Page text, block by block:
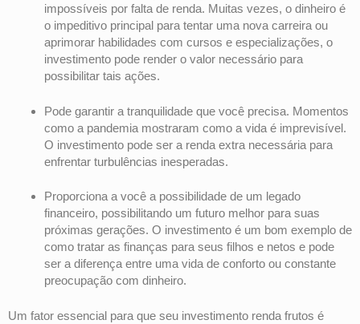
impossíveis por falta de renda. Muitas vezes, o dinheiro é
o impeditivo principal para tentar uma nova carreira ou
aprimorar habilidades com cursos e especializações, o
investimento pode render o valor necessário para
possibilitar tais ações.
Pode garantir a tranquilidade que você precisa. Momentos
como a pandemia mostraram como a vida é imprevisível.
O investimento pode ser a renda extra necessária para
enfrentar turbulências inesperadas.
Proporciona a você a possibilidade de um legado
financeiro, possibilitando um futuro melhor para suas
próximas gerações. O investimento é um bom exemplo de
como tratar as finanças para seus filhos e netos e pode
ser a diferença entre uma vida de conforto ou constante
preocupação com dinheiro.
Um fator essencial para que seu investimento renda frutos é